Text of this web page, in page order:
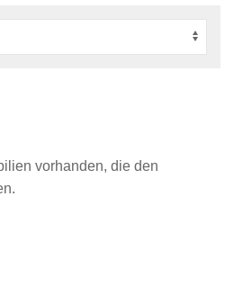
vorhanden, die den